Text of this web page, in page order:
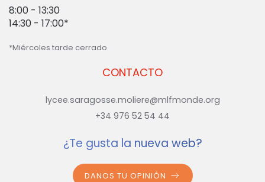
CONTACTO
lycee.saragosse.moliere@mlfmonde.org
+34 976 52 54 44
8:00 - 13:30
14:30 - 17:00*
*Miércoles tarde cerrado
¿Te gusta la nueva web?
DANOS TU OPINIÓN